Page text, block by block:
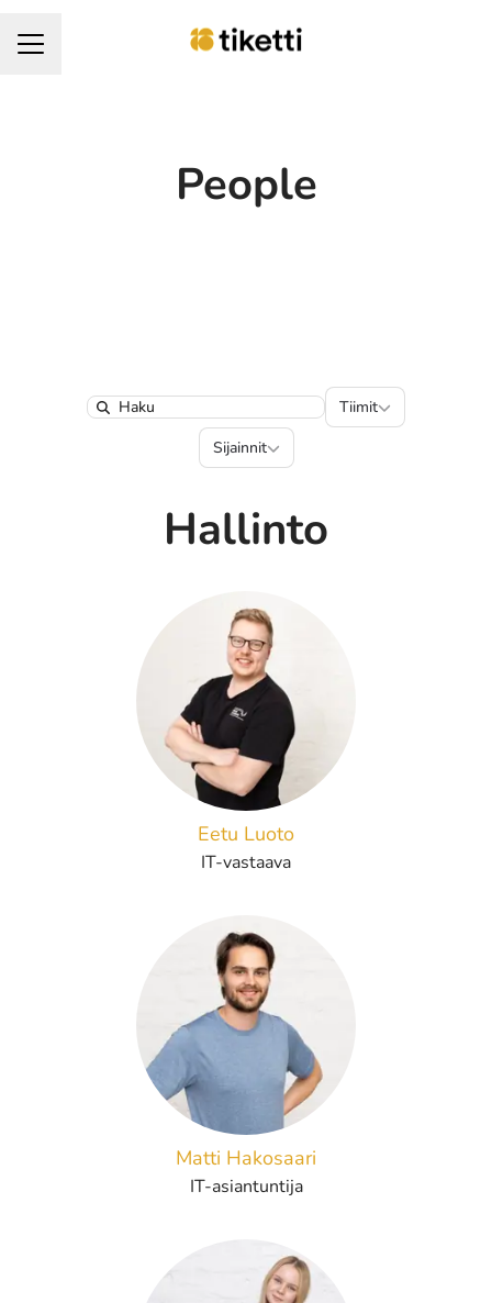
URAVALIKKO
People
Search
Tiimit
Tiimit
Sijainnit
Sijainnit
Hallinto
Eetu Luoto
IT-vastaava
Matti Hakosaari
IT-asiantuntija